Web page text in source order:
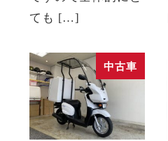
ても […]
中古車